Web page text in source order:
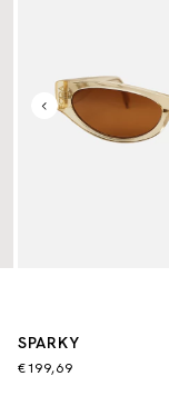
SPARKY
€199,69